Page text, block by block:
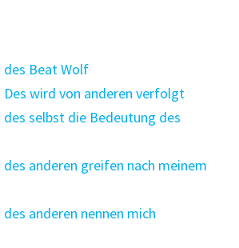
Beat Wolf
wird von anderen verfolgt
selbst die Bedeutung des
anderen greifen nach meinem
anderen nennen mich